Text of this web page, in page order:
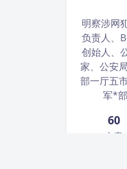
明察涉网
负责人、
创始人、
家、公安
部一厅五
军*
60
文章